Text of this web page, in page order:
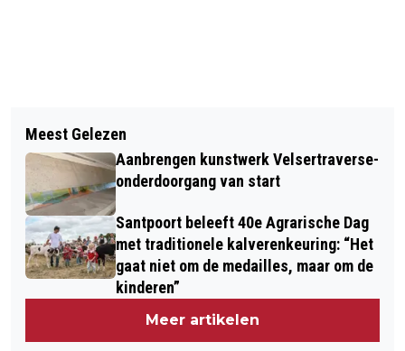
FELLE CONTAINERBRAND SLAAT
OVER, FLAT BESCHADIGD
GEBOORTES I HUWELIJKEN I
OVERLEDEN
Meest Gelezen
Aanbrengen kunstwerk Velsertraverse-
onderdoorgang van start
Santpoort beleeft 40e Agrarische Dag
met traditionele kalverenkeuring: “Het
gaat niet om de medailles, maar om de
kinderen”
Meer artikelen